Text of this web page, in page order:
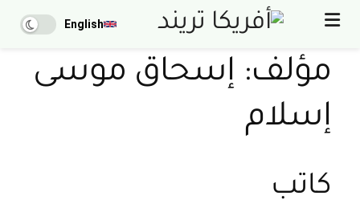
English
مؤلف: إسحاق موسى
إسلام
كاتب